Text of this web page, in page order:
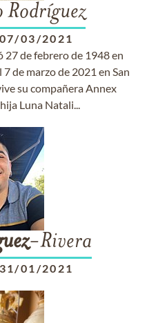
07/03/2021
de febrero de 1948 en
de marzo de 2021 en San
su compañera Annex
Luna Natali...
-Rivera
31/01/2021